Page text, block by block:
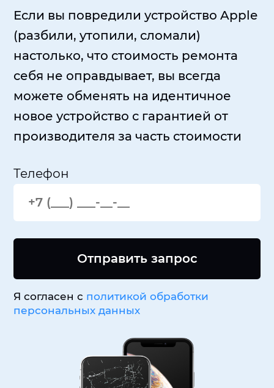
Если вы повредили устройство Apple
(разбили, утопили, сломали)
настолько, что стоимость ремонта
себя не оправдывает, вы всегда
можете обменять на идентичное
новое устройство с гарантией от
производителя за часть стоимости
Телефон
Отправить запрос
Я согласен с политикой обработки
персональных данных